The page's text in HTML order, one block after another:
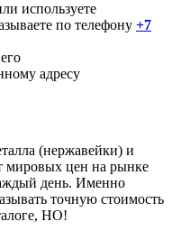
используете
по телефону +7
его
адресу
(нержавейки) и
мировых цен на рынке
день. Именно
точную стоимость
НО!